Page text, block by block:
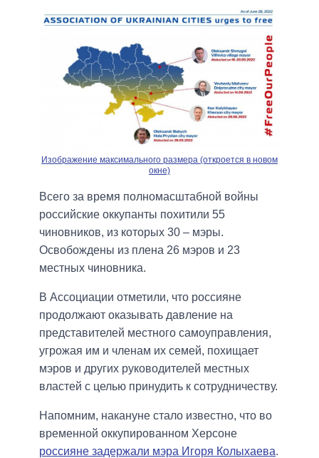
Изображение максимального размера (откроется в новом
окне)
Всего за время полномасштабной войны
российские оккупанты похитили 55
чиновников, из которых 30 – мэры.
Освобождены из плена 26 мэров и 23
местных чиновника.
В Ассоциации отметили, что россияне
продолжают оказывать давление на
представителей местного самоуправления,
угрожая им и членам их семей, похищает
мэров и других руководителей местных
властей с целью принудить к сотрудничеству.
Напомним, накануне стало известно, что во
временной оккупированном Херсоне
россияне задержали мэра Игоря Колыхаева.